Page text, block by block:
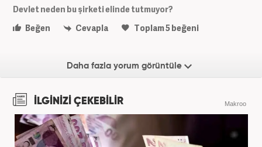
Devlet neden bu şirketi elinde tutmuyor?
Beğen
Cevapla Toplam5beğeni
Daha fazla yorum görüntüle
İLGİNİZİ ÇEKEBİLİR Makroo